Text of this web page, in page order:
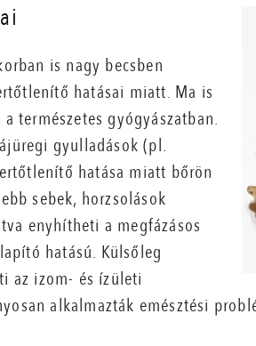
is nagy becsben
hatásai miatt. Ma is
természetes gyógyászatban.
gyulladások (pl.
hatása miatt bőrön
sebek, horzsolások
enyhítheti a megfázásos
hatású. Külsőleg
az izom- és ízületi
alkalmazták emésztési